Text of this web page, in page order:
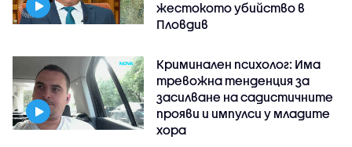
жестокото убийство в
Пловдив
Криминален психолог: Има
тревожна тенденция за
засилване на садистичните
прояви и импулси у младите
хора